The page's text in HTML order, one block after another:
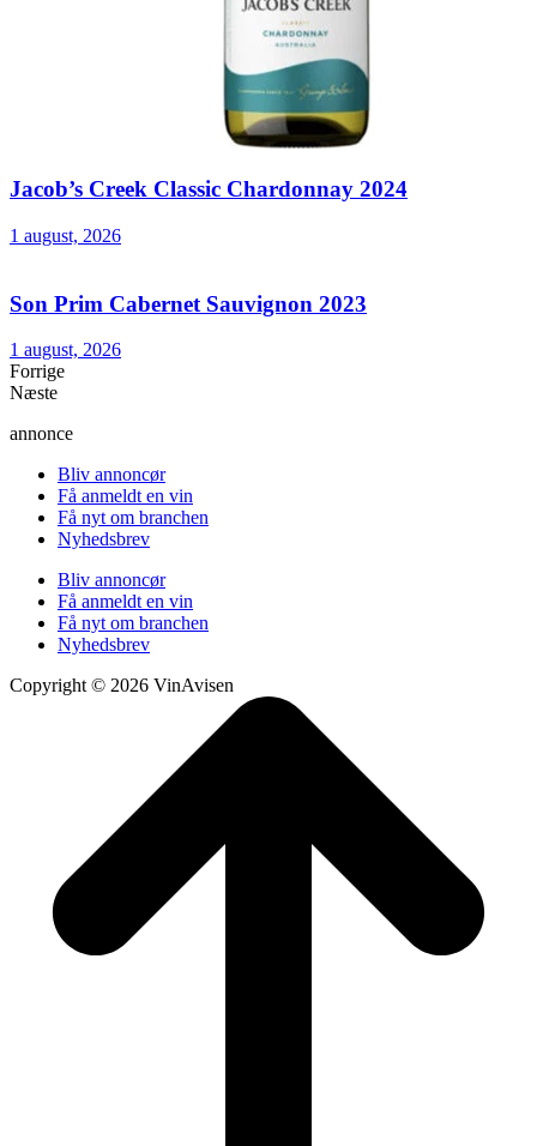
Jacob’s Creek Classic Chardonnay 2024
1 august, 2026
Son Prim Cabernet Sauvignon 2023
1 august, 2026
Forrige
Næste
annonce
Bliv annoncør
Få anmeldt en vin
Få nyt om branchen
Nyhedsbrev
Bliv annoncør
Få anmeldt en vin
Få nyt om branchen
Nyhedsbrev
Copyright © 2026 VinAvisen